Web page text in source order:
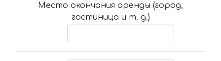
Место окончания аренды (город,
гостиница и т. д.)